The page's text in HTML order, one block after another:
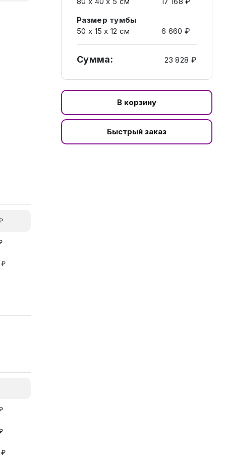
₽
₽
Размер тумбы
50 х 15 х 12 см
6 660 ₽
Сумма: 23 828 ₽
В корзину
Быстрый заказ